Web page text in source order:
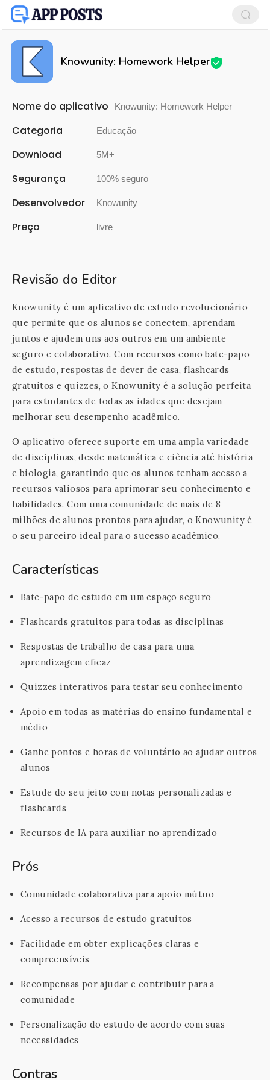
Knowunity: Homework Helper
Nome do aplicativo Knowunity: Homework Helper
Categoria Educação
Download 5M+
Segurança 100% seguro
Desenvolvedor Knowunity
Preço livre
Revisão do Editor
Knowunity é um aplicativo de estudo revolucionário
que permite que os alunos se conectem, aprendam
juntos e ajudem uns aos outros em um ambiente
seguro e colaborativo. Com recursos como bate-papo
de estudo, respostas de dever de casa, flashcards
gratuitos e quizzes, o Knowunity é a solução perfeita
para estudantes de todas as idades que desejam
melhorar seu desempenho acadêmico.
O aplicativo oferece suporte em uma ampla variedade
de disciplinas, desde matemática e ciência até história
e biologia, garantindo que os alunos tenham acesso a
recursos valiosos para aprimorar seu conhecimento e
habilidades. Com uma comunidade de mais de 8
milhões de alunos prontos para ajudar, o Knowunity é
o seu parceiro ideal para o sucesso acadêmico.
Características
Bate-papo de estudo em um espaço seguro
Flashcards gratuitos para todas as disciplinas
Respostas de trabalho de casa para uma
aprendizagem eficaz
Quizzes interativos para testar seu conhecimento
Apoio em todas as matérias do ensino fundamental e
médio
Ganhe pontos e horas de voluntário ao ajudar outros
alunos
Estude do seu jeito com notas personalizadas e
flashcards
Recursos de IA para auxiliar no aprendizado
Prós
Comunidade colaborativa para apoio mútuo
Acesso a recursos de estudo gratuitos
Facilidade em obter explicações claras e
compreensíveis
Recompensas por ajudar e contribuir para a
comunidade
Personalização do estudo de acordo com suas
necessidades
Contras